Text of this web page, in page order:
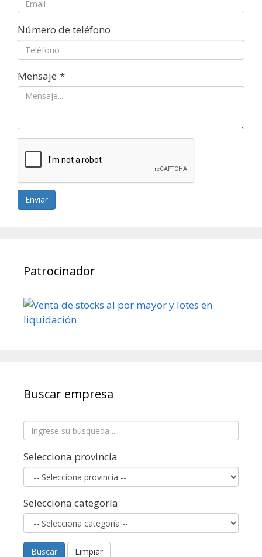
Número de teléfono
Mensaje *
Enviar
Patrocinador
Buscar empresa
Selecciona provincia
Selecciona categoría
Buscar Limpiar